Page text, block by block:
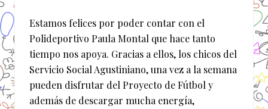
Estamos felices por poder contar con el
Polideportivo Paula Montal que hace tanto
tiempo nos apoya. Gracias a ellos, los chicos del
Servicio Social Agustiniano, una vez a la semana
pueden disfrutar del Proyecto de Fútbol y
además de descargar mucha energía,